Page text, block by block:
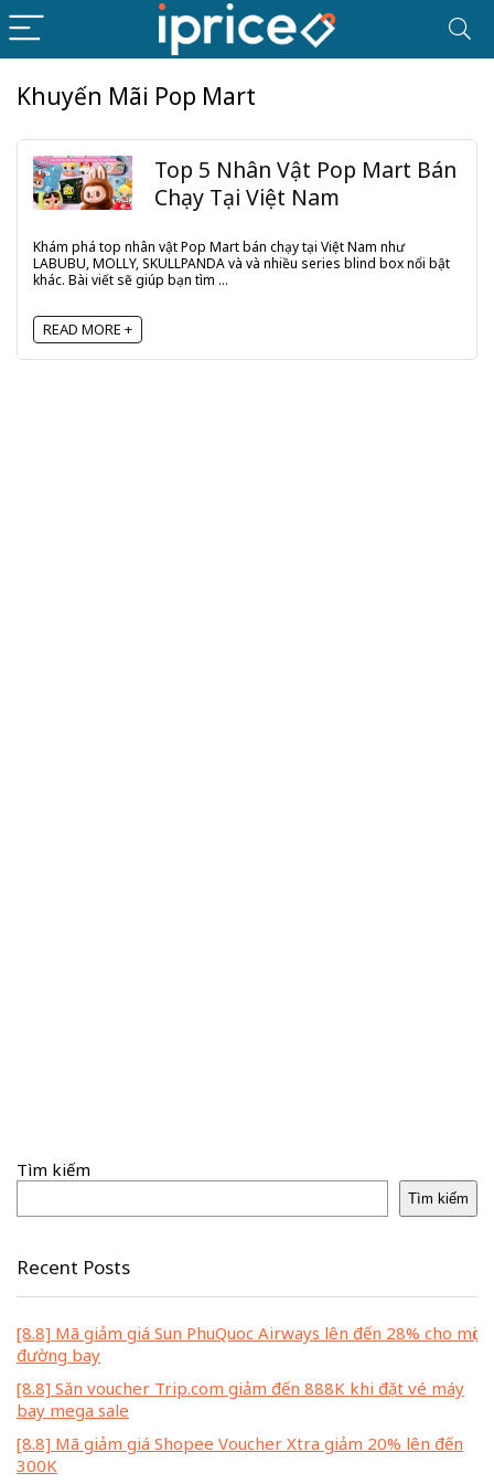
Khuyến Mãi Pop Mart
Top 5 Nhân Vật Pop Mart Bán
Chạy Tại Việt Nam
Khám phá top nhân vật Pop Mart bán chạy tại Việt Nam như
LABUBU, MOLLY, SKULLPANDA và và nhiều series blind box nổi bật
khác. Bài viết sẽ giúp bạn tìm ...
READ MORE +
Tìm kiếm
Tìm kiếm
Recent Posts
[8.8] Mã giảm giá Sun PhuQuoc Airways lên đến 28% cho mọi
đường bay
[8.8] Săn voucher Trip.com giảm đến 888K khi đặt vé máy
bay mega sale
[8.8] Mã giảm giá Shopee Voucher Xtra giảm 20% lên đến
300K